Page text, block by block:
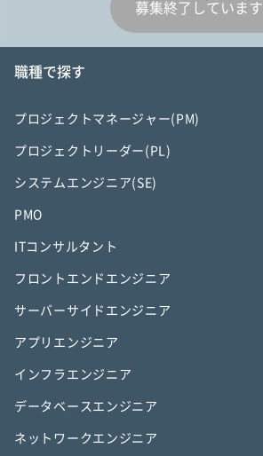
募集終了しています
職種で探す
プロジェクトマネージャー(PM)
プロジェクトリーダー(PL)
システムエンジニア(SE)
PMO
ITコンサルタント
フロントエンドエンジニア
サーバーサイドエンジニア
アプリエンジニア
インフラエンジニア
データベースエンジニア
ネットワークエンジニア